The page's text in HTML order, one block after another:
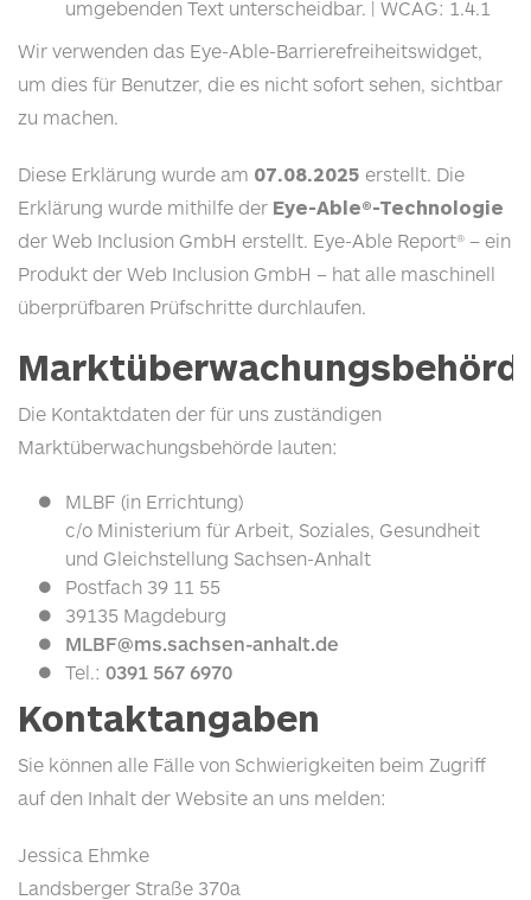
umgebenden Text unterscheidbar. | WCAG: 1.4.1
Wir verwenden das Eye-Able-Barrierefreiheitswidget,
um dies für Benutzer, die es nicht sofort sehen, sichtbar
zu machen.
Diese Erklärung wurde am 07.08.2025 erstellt. Die
Erklärung wurde mithilfe der Eye-Able®-Technologie
der Web Inclusion GmbH erstellt. Eye-Able Report® – ein
Produkt der Web Inclusion GmbH – hat alle maschinell
überprüfbaren Prüfschritte durchlaufen.
Die Kontaktdaten der für uns zuständigen
Marktüberwachungsbehörde lauten:
MLBF (in Errichtung)
c/o Ministerium für Arbeit, Soziales, Gesundheit
und Gleichstellung Sachsen-Anhalt
Postfach 39 11 55
39135 Magdeburg
MLBF@ms.sachsen-anhalt.de
Tel.: 0391 567 6970
Kontaktangaben
Sie können alle Fälle von Schwierigkeiten beim Zugriff
auf den Inhalt der Website an uns melden:
Jessica Ehmke
Landsberger Straße 370a